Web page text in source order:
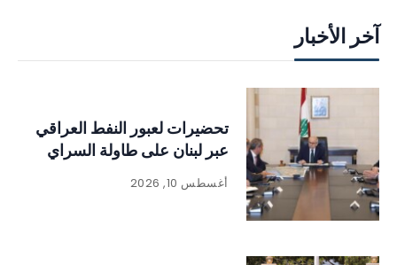
آخر الأخبار
تحضيرات لعبور النفط العراقي
عبر لبنان على طاولة السراي
أغسطس 10, 2026